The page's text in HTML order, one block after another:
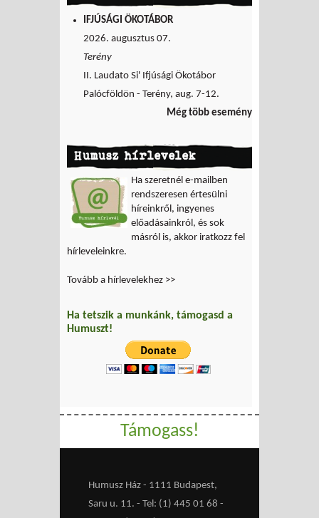
IFJÚSÁGI ÖKOTÁBOR
2026. augusztus 07.
Terény
II. Laudato Si' Ifjúsági Ökotábor
Palócföldön - Terény, aug. 7-12.
Még több esemény
Humusz hírlevelek
Ha szeretnél e-mailben
rendszeresen értesülni
híreinkről, ingyenes
előadásainkról, és sok
másról is, akkor iratkozz fel
hírleveleinkre.
Tovább a hírlevelekhez >>
Ha tetszik a munkánk, támogasd a
Humuszt!
Támogass!
Humusz Ház - 1111 Budapest,
Saru u. 11. - Tel: (1) 445 01 68 -